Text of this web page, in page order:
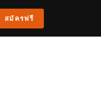
สมัครฟรี